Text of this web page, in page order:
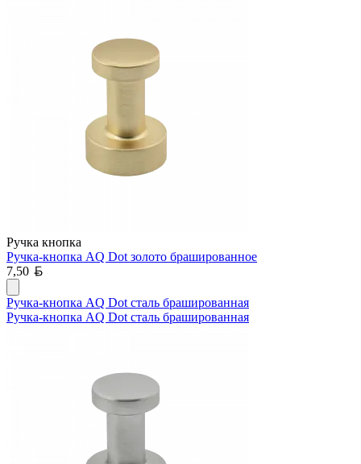
Ручка кнопка
Ручка-кнопка AQ Dot золото брашированное
7,50
Ручка-кнопка AQ Dot сталь брашированная
Ручка-кнопка AQ Dot сталь брашированная